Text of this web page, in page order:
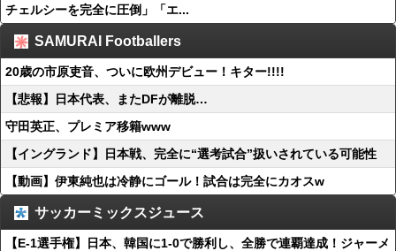
チェルシーを完全に圧倒」「エ...
SAMURAI Footballers
20歳の市原吏音、ついに欧州デビュー！キター!!!!
【悲報】日本代表、またDFが離脱…
守田英正、プレミア移籍www
【イングランド】日本戦、完全に“選考試合”扱いされている可能性
【動画】伊東純也は冷静にゴール！試合は完全にカオスw
サッカーミックスジュース
【E-1選手権】日本、韓国に1-0で勝利し、全勝で連覇達成！ジャーメ